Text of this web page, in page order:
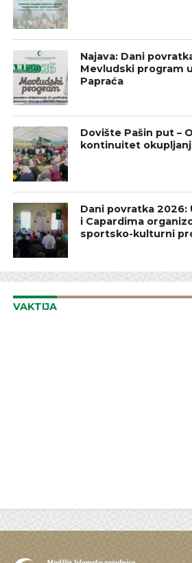
Najava: Dani
Mevludski program
Papraća
Dovište Pašin put –
kontinuitet
Dani povratka 2026:
i Capardima
sportsko-kulturni
VAKTIJA